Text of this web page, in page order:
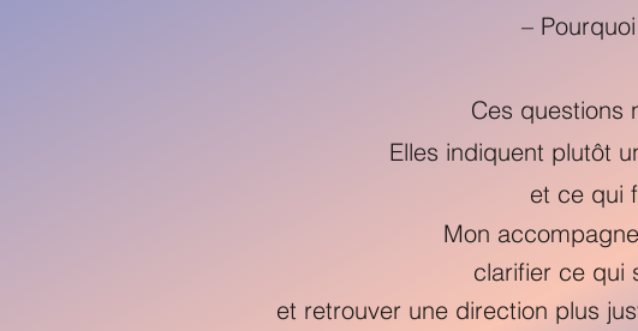
–
Ces questions
Elles indiquent plutôt
et ce qui
Mon
clarifier ce qui
et retrouver une direction plus